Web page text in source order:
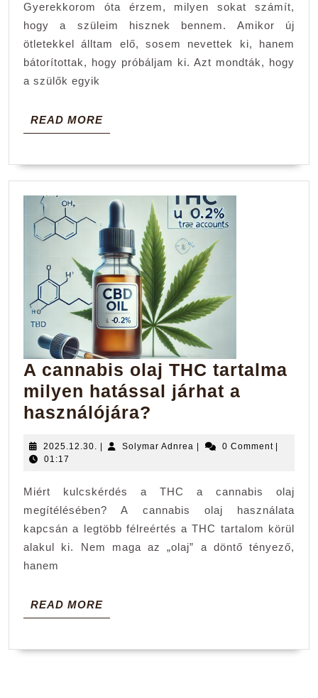
a
legnagyobb
erőforrásom
volt
Gyerekkorom óta érzem, milyen sokat számít,
hogy a szüleim hisznek bennem. Amikor új
ötletekkel álltam elő, sosem nevettek ki, hanem
bátorítottak, hogy próbáljam ki. Azt mondták, hogy
a szülők egyik
READ MOREREAD
MORE
A cannabis olaj THC tartalma
milyen hatással járhat a
használójára?
olaj
tartalma
milyen
hatással
2025.12.30. 2025.12.30.
| Solymar Adnrea Solymar
| 0 Comment |
01:17
Miért kulcskérdés a THC a cannabis olaj
megítélésében? A cannabis olaj használata
kapcsán a legtöbb félreértés a THC tartalom körül
alakul ki. Nem maga az „olaj” a döntő tényező,
hanem
READ MOREREAD
MORE